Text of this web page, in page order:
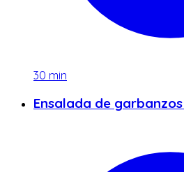
30 min
Ensalada de